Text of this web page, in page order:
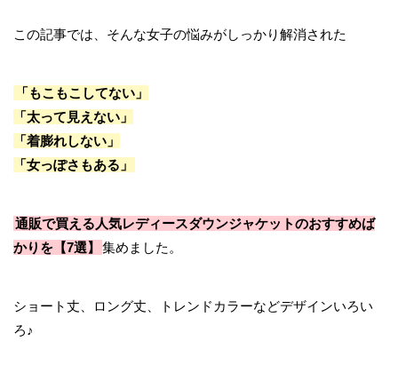
この記事では、そんな女子の悩みがしっかり解消された
「もこもこしてない」
「太って見えない」
「着膨れしない」
「女っぽさもある」
通販で買える人気レディースダウンジャケットのおすすめば
かりを【7選】
集めました。
ショート丈、ロング丈、トレンドカラーなどデザインいろい
ろ♪